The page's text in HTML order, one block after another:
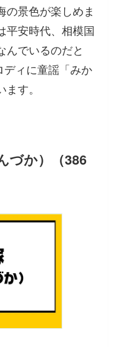
の景色が楽しめま
平安時代、相模国
んでいるのだと
ィに童謡「みか
す。
づか）（386